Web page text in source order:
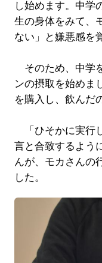
し始めます。中学
生の身体をみて、
ない」と嫌悪感を
そのため、中学
ンの摂取を始めま
を購入し、飲んだ
「ひそかに実行
言と合致するよう
んが、モカさんの
した。